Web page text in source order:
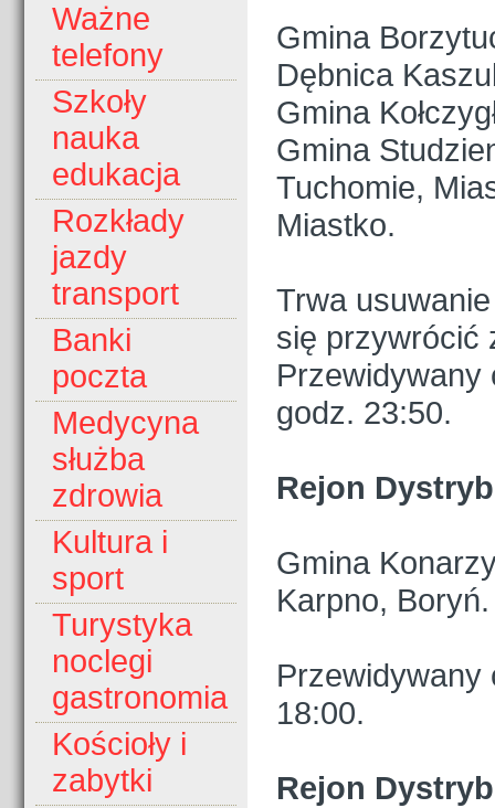
Ważne
telefony
Szkoły
nauka
edukacja
Rozkłady
jazdy
transport
Banki
poczta
Medycyna
służba
zdrowia
Kultura i
sport
Turystyka
noclegi
gastronomia
Kościoły i
zabytki
Gmina
Dębnica
Gmina
Gmina
Tuchomie,
Miastko.
Trwa
się przywrócić
Przewidywany
godz. 23:50.
Rejon
Gmina
Karpno, Boryń.
Przewidywany
18:00.
Rejon